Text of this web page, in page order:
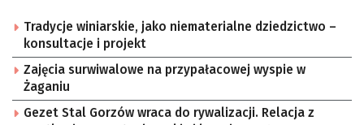
Tradycje winiarskie, jako niematerialne dziedzictwo –
konsultacje i projekt
Zajęcia surwiwalowe na przypałacowej wyspie w
Żaganiu
Gezet Stal Gorzów wraca do rywalizacji. Relacja z